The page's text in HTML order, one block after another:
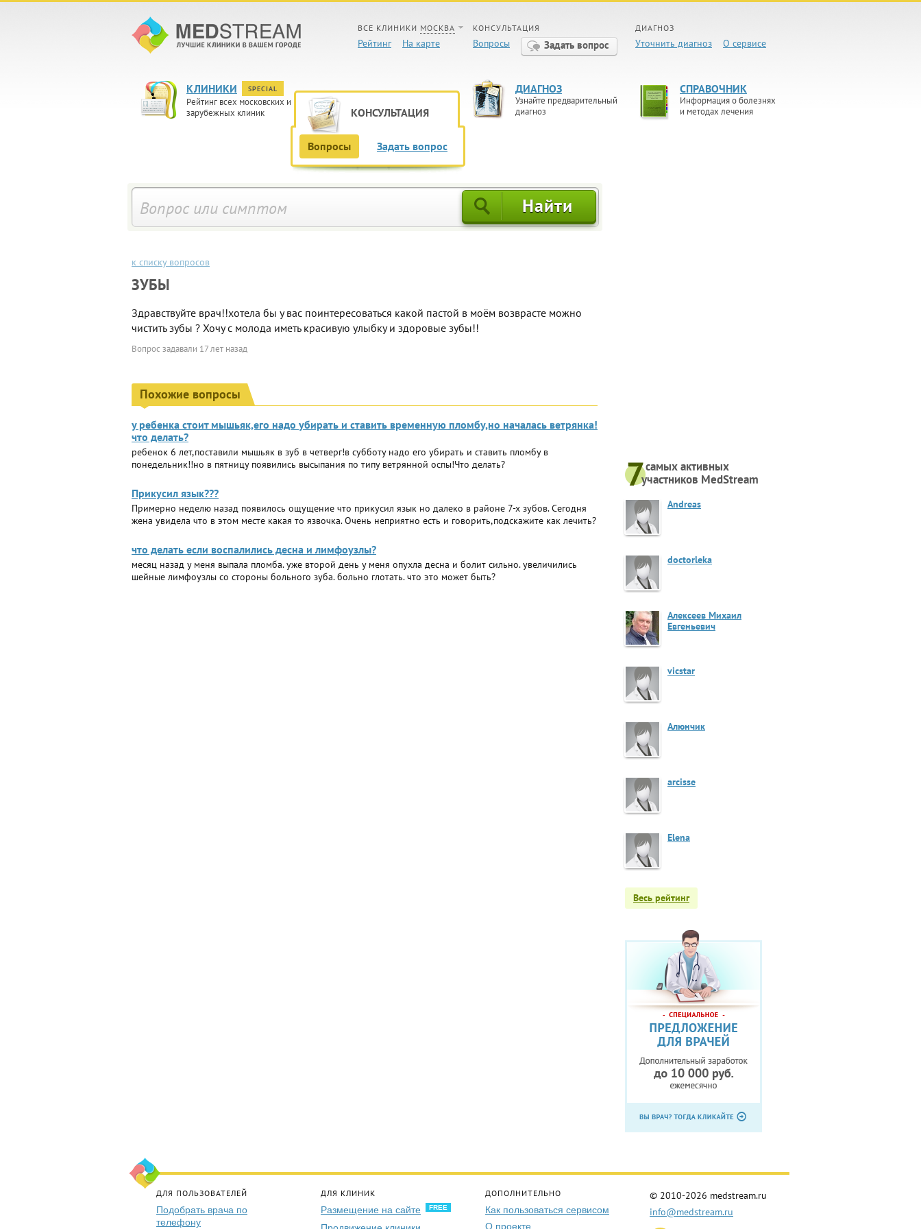
ВСЕ КЛИНИКИ МОСКВА
Рейтинг На карте
КОНСУЛЬТАЦИЯ
Вопросы Задать вопрос
ДИАГНОЗ
Уточнить диагноз О сервисе
КЛИНИКИ SPECIAL
Рейтинг всех московских и
зарубежных клиник
КОНСУЛЬТАЦИЯ
ДИАГНОЗ
Узнайте предварительный
диагноз
СПРАВОЧНИК
Информация о болезнях
и методах лечения
Вопросы Задать вопрос
к списку вопросов
ЗУБЫ
Здравствуйте врач!!хотела бы у вас поинтересоваться какой пастой в моём возврасте можно
чистить зубы ? Хочу с молода иметь красивую улыбку и здоровые зубы!!
Вопрос задавали 17 лет назад
Похожие вопросы
у ребенка стоит мышьяк,его надо убирать и ставить временную пломбу,но началась ветрянка!
что делать?
ребенок 6 лет,поставили мышьяк в зуб в четверг!в субботу надо его убирать и ставить пломбу в
понедельник!!но в пятницу появились высыпания по типу ветрянной оспы!Что делать?
Прикусил язык???
Примерно неделю назад появилось ощущение что прикусил язык но далеко в районе 7-х зубов. Сегодня
жена увидела что в этом месте какая то язвочка. Очень неприятно есть и говорить,подскажите как лечить?
что делать если воспалились десна и лимфоузлы?
месяц назад у меня выпала пломба. уже второй день у меня опухла десна и болит сильно. увеличились
шейные лимфоузлы со стороны больного зуба. больно глотать. что это может быть?
самых активныx
участников MedStream
Andreas
doctorleka
Алексеев Михаил
Евгеньевич
vicstar
Алюнчик
arcisse
Elena
Весь рейтинг
ДЛЯ ПОЛЬЗОВАТЕЛЕЙ
Подобрать врача по
телефону
ДЛЯ КЛИНИК
Размещение на сайте FREE
ДОПОЛНИТЕЛЬНО
Как пользоваться сервисом
О проекте
© 2010-2026 medstream.ru
info@medstream.ru